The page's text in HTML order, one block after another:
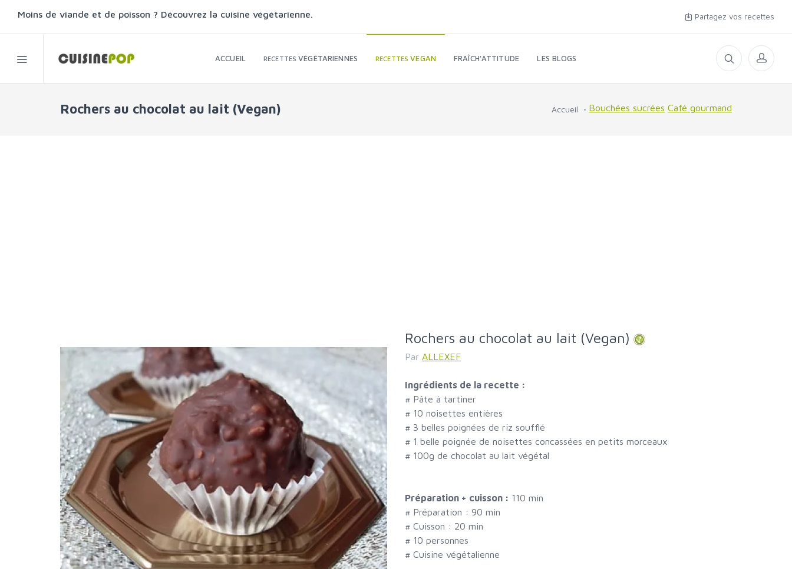
Moins de viande et de poisson ? Découvrez la cuisine végétarienne. Partagez vos recettes
ACCUEIL RECETTESVÉGÉTARIENNES RECETTESVEGAN FRAÎCH'ATTITUDE LES BLOGS
Rochers au chocolat au lait (Vegan) Accueil Bouchées sucrées Café gourmand
Rochers au chocolat au lait (Vegan)
Par ALLEXEF
Ingrédients de la recette :
# Pâte à tartiner
# 10 noisettes entières
# 3 belles poignées de riz soufflé
# 1 belle poignée de noisettes concassées en petits morceaux
# 100g de chocolat au lait végétal
Préparation + cuisson : 110 min
# Préparation : 90 min
# Cuisson : 20 min
# 10 personnes
# Cuisine végétalienne